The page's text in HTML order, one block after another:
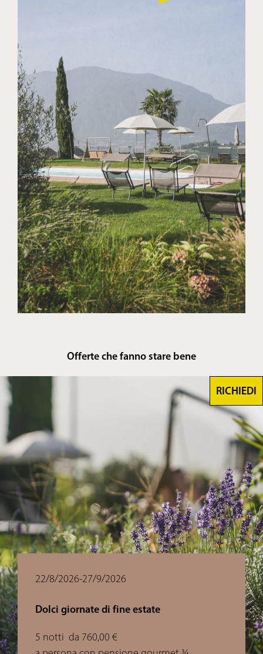
Offerte che fanno stare bene
RICHIEDI
22/8/2026-27/9/2026
Dolci giornate di fine estate
5 notti da 760,00 €